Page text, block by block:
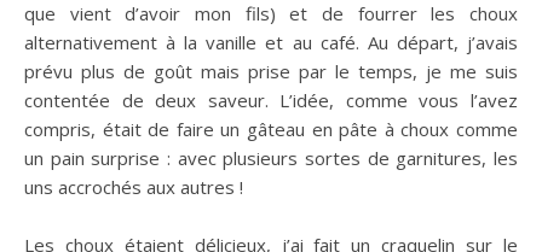
que vient d’avoir mon fils) et de fourrer les choux
alternativement à la vanille et au café. Au départ, j’avais
prévu plus de goût mais prise par le temps, je me suis
contentée de deux saveur. L’idée, comme vous l’avez
compris, était de faire un gâteau en pâte à choux comme
un pain surprise : avec plusieurs sortes de garnitures, les
uns accrochés aux autres !
Les choux étaient délicieux, j’ai fait un craquelin sur le